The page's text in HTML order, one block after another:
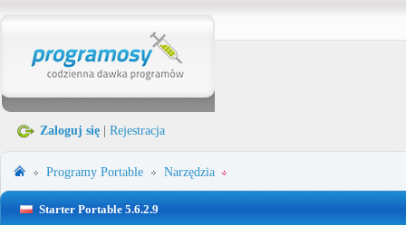
Zaloguj się Rejestracja
Programy Portable Narzędzia
Starter Portable 5.6.2.9